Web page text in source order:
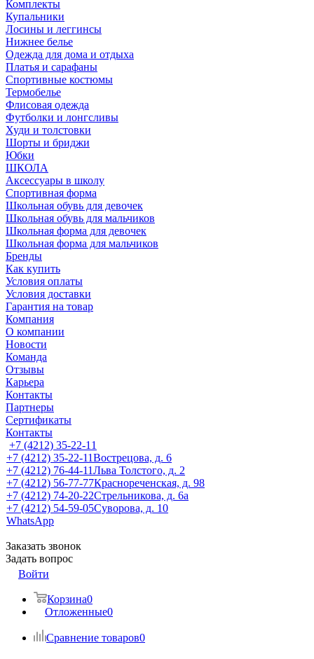
Комплекты
Купальники
Лосины и леггинсы
Нижнее белье
Одежда для дома и отдыха
Платья и сарафаны
Спортивные костюмы
Термобелье
Флисовая одежда
Футболки и лонгсливы
Худи и толстовки
Шорты и бриджи
Юбки
ШКОЛА
Аксессуары в школу
Спортивная форма
Школьная обувь для девочек
Школьная обувь для мальчиков
Школьная форма для девочек
Школьная форма для мальчиков
Бренды
Как купить
Условия оплаты
Условия доставки
Гарантия на товар
Компания
О компании
Новости
Команда
Отзывы
Карьера
Контакты
Партнеры
Сертификаты
Контакты
+7 (4212) 35-22-11
+7 (4212) 35-22-11Вострецова, д. 6
+7 (4212) 76-44-11Льва Толстого, д. 2
+7 (4212) 56-77-77Краснореченская, д. 98
+7 (4212) 74-20-22Стрельникова, д. 6а
+7 (4212) 54-59-05Суворова, д. 10
WhatsApp
Заказать звонок
Задать вопрос
Войти
Корзина0
Отложенные0
Сравнение товаров0